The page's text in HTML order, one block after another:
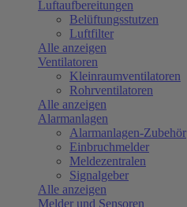
Luftaufbereitungen
Belüftungsstutzen
Luftfilter
Alle anzeigen
Ventilatoren
Kleinraumventilatoren
Rohrventilatoren
Alle anzeigen
Alarmanlagen
Alarmanlagen-Zubehör
Einbruchmelder
Meldezentralen
Signalgeber
Alle anzeigen
Melder und Sensoren